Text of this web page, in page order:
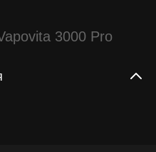
3000 Pro